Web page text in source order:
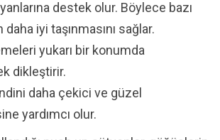
destek olur. Böylece bazı
daha iyi taşınmasını sağlar.
yukarı bir konumda
dikleştirir.
daha çekici ve güzel
yardımcı olur.